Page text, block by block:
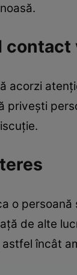
contact
acorzi
priveşti
o
de alte
încât